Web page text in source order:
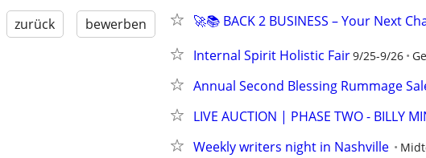
zurück bewerben 🚀📚 BACK 2 BUSINESS – Your Next
Internal Spirit Holistic Fair9/25-9/26
Annual Second Blessing Rummage
LIVE AUCTION | PHASE TWO - BILLY
Weekly writers night in Nashville